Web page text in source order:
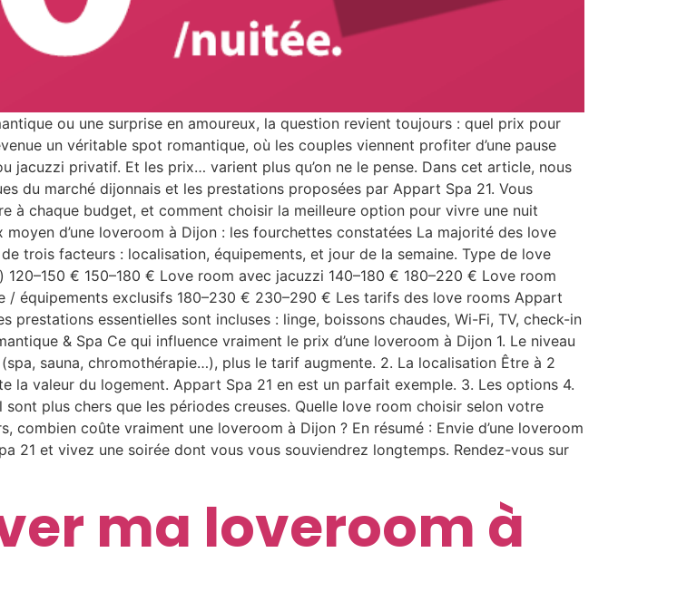
ou une surprise en amoureux, la question revient toujours : quel prix pour
un véritable spot romantique, où les couples viennent profiter d’une pause
jacuzzi privatif. Et les prix… varient plus qu’on ne le pense. Dans cet article, nous
du marché dijonnais et les prestations proposées par Appart Spa 21. Vous
à chaque budget, et comment choisir la meilleure option pour vivre une nuit
d’une loveroom à Dijon : les fourchettes constatées La majorité des love
trois facteurs : localisation, équipements, et jour de la semaine. Type de love
€ 150–180 € Love room avec jacuzzi 140–180 € 180–220 € Love room
équipements exclusifs 180–230 € 230–290 € Les tarifs des love rooms Appart
prestations essentielles sont incluses : linge, boissons chaudes, Wi-Fi, TV, check-in
& Spa Ce qui influence vraiment le prix d’une loveroom à Dijon 1. Le niveau
sauna, chromothérapie…), plus le tarif augmente. 2. La localisation Être à 2
la valeur du logement. Appart Spa 21 en est un parfait exemple. 3. Les options 4.
plus chers que les périodes creuses. Quelle love room choisir selon votre
coûte vraiment une loveroom à Dijon ? En résumé : Envie d’une loveroom
21 et vivez une soirée dont vous vous souviendrez longtemps. Rendez-vous sur
ma loveroom à